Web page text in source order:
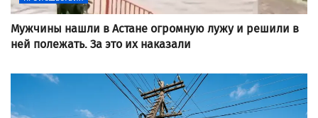
Мужчины нашли в Астане огромную лужу и решили в
ней полежать. За это их наказали